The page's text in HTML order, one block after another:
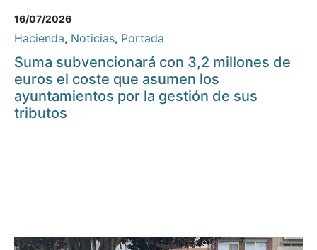
16/07/2026
Hacienda, Noticias, Portada
Suma subvencionará con 3,2 millones de
euros el coste que asumen los
ayuntamientos por la gestión de sus
tributos